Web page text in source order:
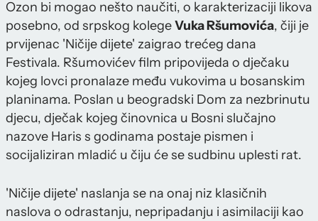
Ozon bi mogao nešto naučiti, o karakterizaciji likova
posebno, od srpskog kolegeVuka Ršumovića, čiji je
prvijenac 'Ničije dijete' zaigrao trećeg dana
Festivala. Ršumovićev film pripovijeda o dječaku
kojeg lovci pronalaze među vukovima u bosanskim
planinama. Poslan u beogradski Dom za nezbrinutu
djecu, dječak kojeg činovnica u Bosni slučajno
nazove Haris s godinama postaje pismen i
socijaliziran mladić u čiju će se sudbinu uplesti rat.
'Ničije dijete' naslanja se na onaj niz klasičnih
naslova o odrastanju, nepripadanju i asimilaciji kao